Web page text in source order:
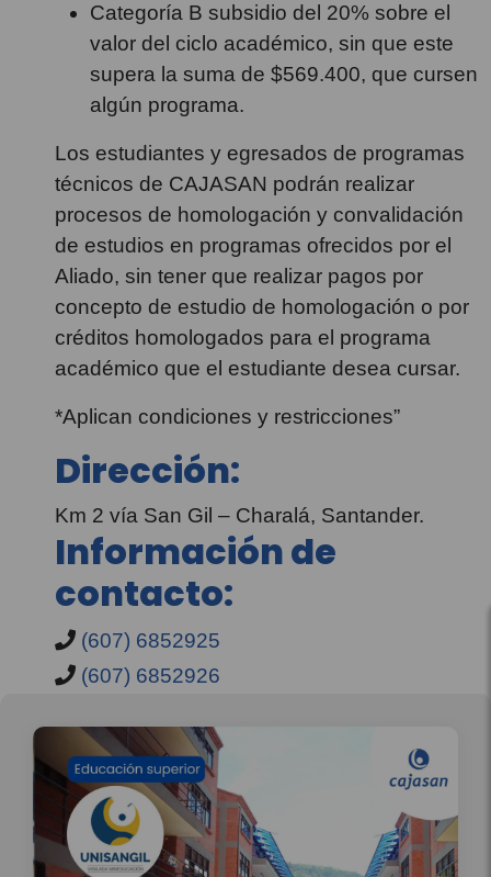
Categoría B subsidio del 20% sobre el
valor del ciclo académico, sin que este
supera la suma de $569.400, que cursen
algún programa. ​
Los estudiantes y egresados de programas
técnicos de CAJASAN podrán realizar
procesos de homologación y convalidación
de estudios en programas ofrecidos por el
Aliado, sin tener que realizar pagos por
concepto de estudio de homologación o por
créditos homologados para el programa
académico que el estudiante desea cursar.
*Aplican condiciones y restricciones”
Dirección:
Km 2 vía San Gil – Charalá, Santander.
Información de
contacto:
(607) 6852925
(607) 6852926